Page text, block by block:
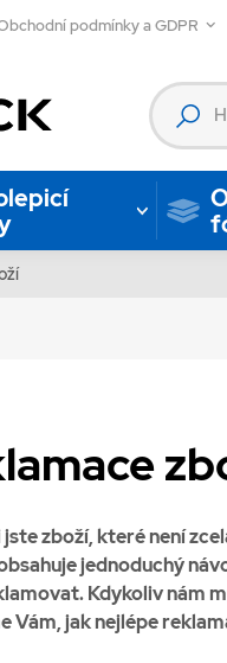
podmínky a GDPR
zboží, které není
jednoduchý
Kdykoliv nám
Vám, jak nejlépe